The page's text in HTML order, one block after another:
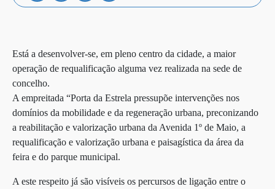
Está a desenvolver-se, em pleno centro da cidade, a maior
operação de requalificação alguma vez realizada na sede de
concelho.
A empreitada “Porta da Estrela pressupõe intervenções nos
domínios da mobilidade e da regeneração urbana, preconizando
a reabilitação e valorização urbana da Avenida 1º de Maio, a
requalificação e valorização urbana e paisagística da área da
feira e do parque municipal.
A este respeito já são visíveis os percursos de ligação entre o